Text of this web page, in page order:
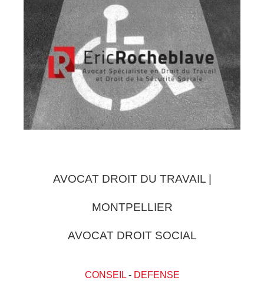
AVOCAT DROIT DU TRAVAIL |
MONTPELLIER
AVOCAT DROIT SOCIAL
CONSEIL- DEFENSE